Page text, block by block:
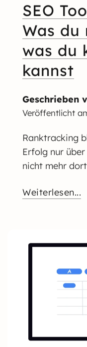
SEO
Was du
was du
kannst
Geschrieben
Veröffentlicht
Ranktracking
Erfolg nur
nicht mehr
Weiterlesen...